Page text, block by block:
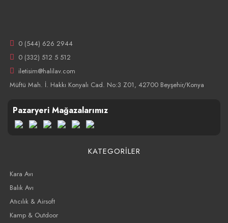
0 (544) 626 2944
0 (332) 512 5 512
iletisim@halilav.com
Müftü Mah. İ. Hakkı Konyalı Cad. No:3 Z01, 42700 Beyşehir/Konya
Pazaryeri Mağazalarımız
KATEGORİLER
Kara Avı
Balık Avı
Atıcılık & Airsoft
Kamp & Outdoor